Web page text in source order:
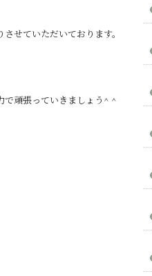
せていただいております。
で頑張っていきましょう^ ^